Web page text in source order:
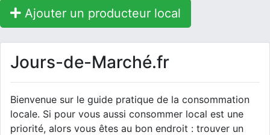
Ajouter un producteur local
Jours-de-Marché.fr
Bienvenue sur le guide pratique de la consommation
locale. Si pour vous aussi consommer local est une
priorité, alors vous êtes au bon endroit : trouver un